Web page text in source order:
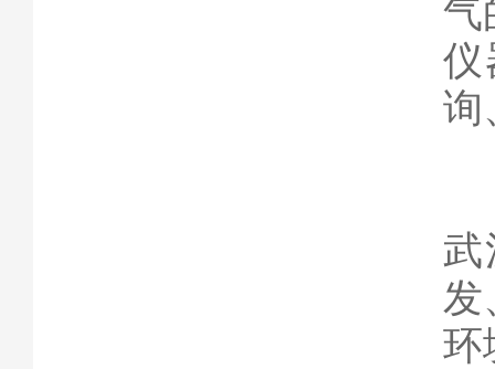
气
仪
询
武
发
环